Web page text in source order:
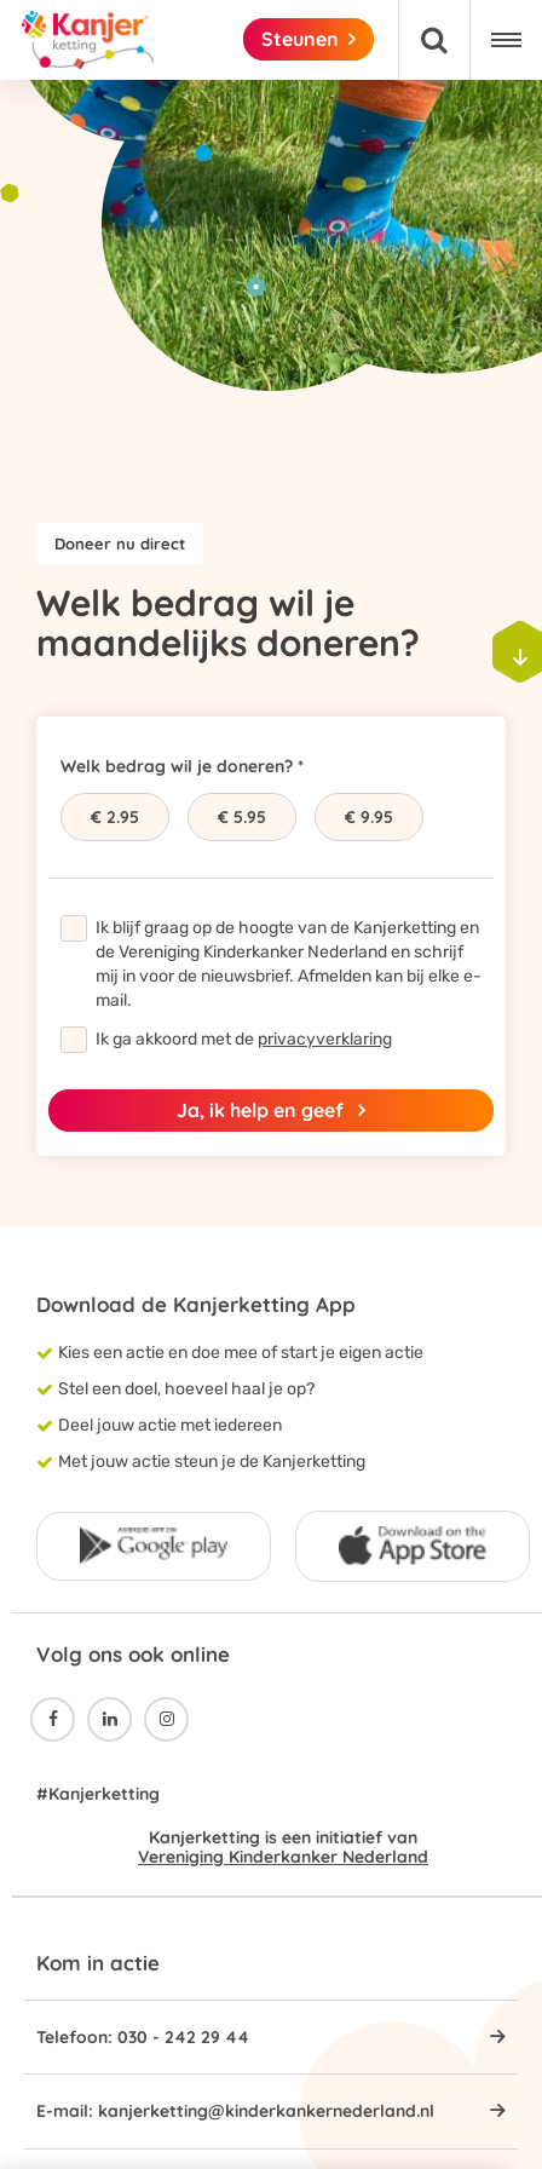
Steunen 

Doneer nu direct
Welk bedrag wil je
maandelijks doneren?

Welk bedrag wil je doneren?
€ 2.95 € 5.95 € 9.95
Ik blijf graag op de hoogte van de Kanjerketting en
de Vereniging Kinderkanker Nederland en schrijf
mij in voor de nieuwsbrief. Afmelden kan bij elke e-
mail.
Ik ga akkoord met de privacyverklaring
Ja, ik help en geef
Download de Kanjerketting App
Kies een actie en doe mee of start je eigen actie
Stel een doel, hoeveel haal je op?
Deel jouw actie met iedereen
Met jouw actie steun je de Kanjerketting
Volg ons ook online
  
#Kanjerketting
Kanjerketting is een initiatief van
Vereniging Kinderkanker Nederland
Kom in actie
Telefoon: 030 - 242 29 44
E-mail: kanjerketting@kinderkankernederland.nl